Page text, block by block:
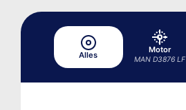
Alles
Motor
MAN D3876 LF